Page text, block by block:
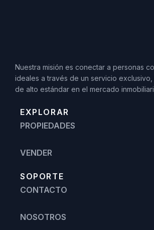
Nuestra misión es conectar a personas
ideales a través de un servicio
de alto estándar en el mercado
EXPLORAR
PROPIEDADES
VENDER
SOPORTE
CONTACTO
NOSOTROS